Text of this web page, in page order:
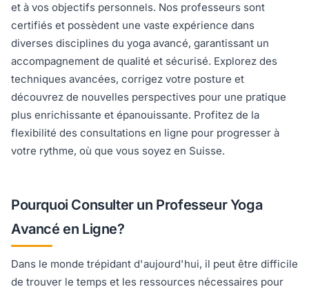
et à vos objectifs personnels. Nos professeurs sont
certifiés et possèdent une vaste expérience dans
diverses disciplines du yoga avancé, garantissant un
accompagnement de qualité et sécurisé. Explorez des
techniques avancées, corrigez votre posture et
découvrez de nouvelles perspectives pour une pratique
plus enrichissante et épanouissante. Profitez de la
flexibilité des consultations en ligne pour progresser à
votre rythme, où que vous soyez en Suisse.
Pourquoi Consulter un Professeur Yoga
Avancé en Ligne?
Dans le monde trépidant d'aujourd'hui, il peut être difficile
de trouver le temps et les ressources nécessaires pour